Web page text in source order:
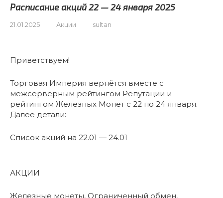
Расписание акций 22 — 24 января 2025
21.01.2025 Акции sultan
Приветствуем!
Торговая Империя вернётся вместе с
межсерверным рейтингом Репутации и
рейтингом Железных Монет с 22 по 24 января.
Далее детали:
Список акций на 22.01 — 24.01
АКЦИИ
Железные монеты, Ограниченный обмен,